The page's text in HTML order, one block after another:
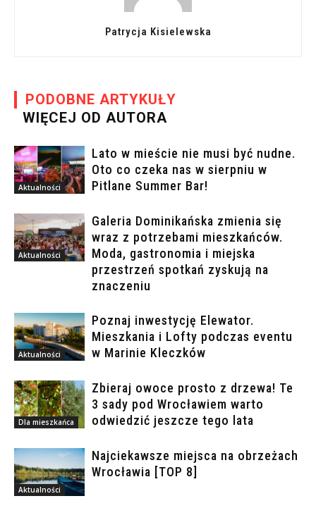
Patrycja Kisielewska
PODOBNE ARTYKUŁY
WIĘCEJ OD AUTORA
Aktualności
Lato w mieście nie musi być nudne.
Oto co czeka nas w sierpniu w
Pitlane Summer Bar!
Aktualności
Galeria Dominikańska zmienia się
wraz z potrzebami mieszkańców.
Moda, gastronomia i miejska
przestrzeń spotkań zyskują na
znaczeniu
Aktualności
Poznaj inwestycję Elewator.
Mieszkania i Lofty podczas eventu
w Marinie Kleczków
Dla mieszkańca
Zbieraj owoce prosto z drzewa! Te
3 sady pod Wrocławiem warto
odwiedzić jeszcze tego lata
Aktualności
Najciekawsze miejsca na obrzeżach
Wrocławia [TOP 8]